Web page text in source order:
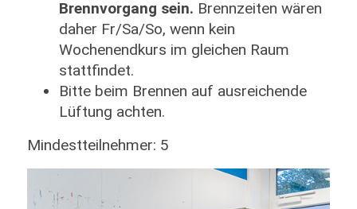
Brennvorgang sein. Brennzeiten wären
daher Fr/Sa/So, wenn kein
Wochenendkurs im gleichen Raum
stattfindet.
Bitte beim Brennen auf ausreichende
Lüftung achten.
Mindestteilnehmer: 5